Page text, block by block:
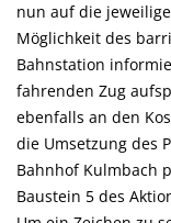
nun auf die
Möglichkeit des
Bahnstation
fahrenden Zug
ebenfalls an den
die Umsetzung des
Bahnhof Kulmbach
Baustein 5 des